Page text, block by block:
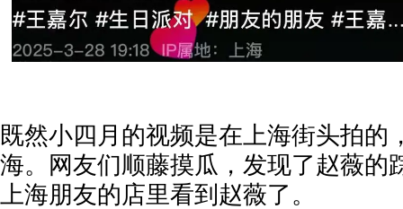
既然小四月的视频是在上海街头拍的
海。网友们顺藤摸瓜，发现了赵薇的
上海朋友的店里看到赵薇了。